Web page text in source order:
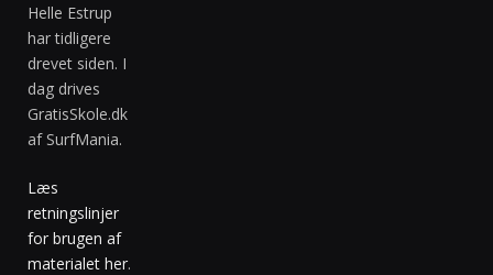
Helle Estrup
har tidligere
drevet siden. I
dag drives
GratisSkole.dk
af SurfMania.
Læs
retningslinjer
for brugen af
materialet her.